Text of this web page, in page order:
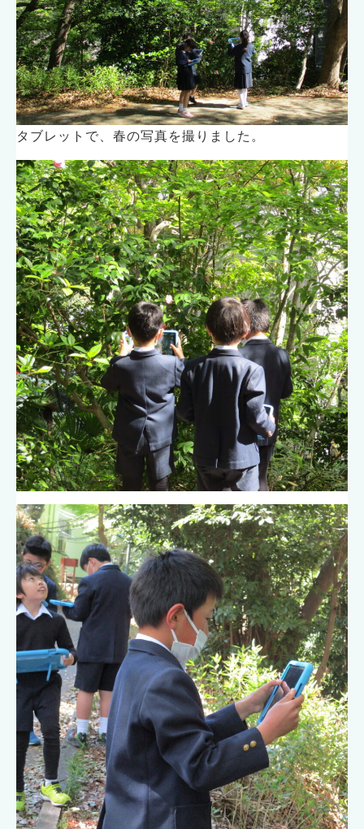
タブレットで、春の写真を撮りました。